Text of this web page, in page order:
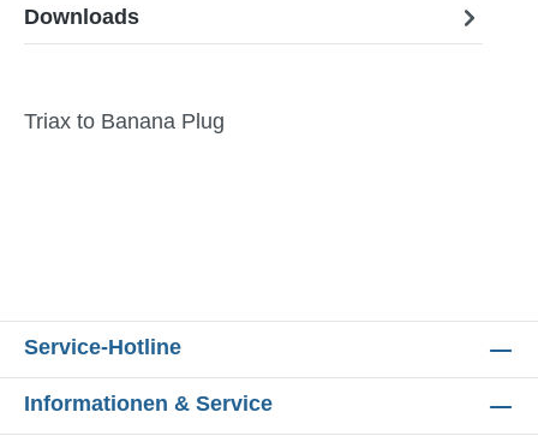
Downloads
Triax to Banana Plug
Service-Hotline
Informationen & Service